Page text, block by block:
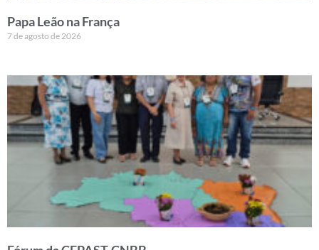
Papa Leão na França
7 de agosto de 2026